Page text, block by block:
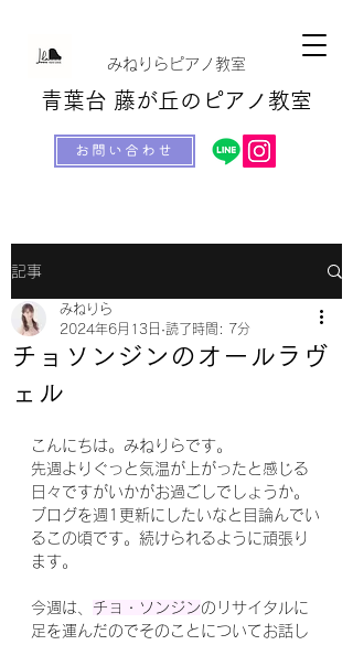
​​みねりらピアノ教室
青葉台 藤が丘のピアノ教室
お問い合わせ
記事
チョソンジンのオールラヴ
ェル
みねりら
2024年6月13日 読了時間: 7分
こんにちは。みねりらです。
先週よりぐっと気温が上がったと感じる
日々ですがいかがお過ごしでしょうか。
ブログを週1更新にしたいなと目論んでい
るこの頃です。続けられるように頑張り
ます。
今週は、 チョ・ソンジンのリサイタルに
足を運んだのでそのことについてお話し